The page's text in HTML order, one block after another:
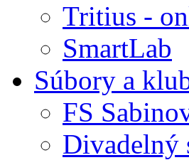
Tritius -
SmartLab
Súbory a
FS
Divadelný